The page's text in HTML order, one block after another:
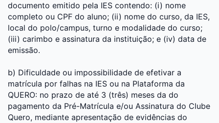
documento emitido pela IES contendo: (i) nome
completo ou CPF do aluno; (ii) nome do curso, da IES,
local do polo/campus, turno e modalidade do curso;
(iii) carimbo e assinatura da instituição; e (iv) data de
emissão.
b) Dificuldade ou impossibilidade de efetivar a
matrícula por falhas na IES ou na Plataforma da
QUERO: no prazo de até 3 (três) meses da do
pagamento da Pré-Matrícula e/ou Assinatura do Clube
Quero, mediante apresentação de evidências do